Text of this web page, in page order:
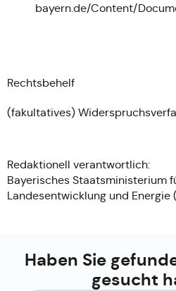
bayern.de/Content/
Rechtsbehelf
(fakultatives)
Redaktionell verantwortlich:
Bayerisches Staatsministerium
Landesentwicklung und Energie
Haben Sie
gesucht